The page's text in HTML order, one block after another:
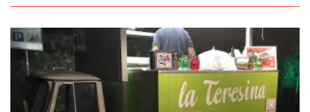
Careggine,
ai
lavori
al
fosso
del
Ponte